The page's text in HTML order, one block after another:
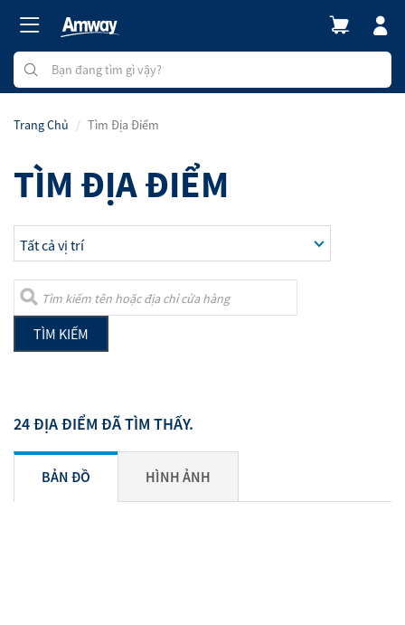
Trang Chủ Tìm Địa Điểm
TÌM ĐỊA ĐIỂM
TÌM KIẾM
24 ĐỊA ĐIỂM ĐÃ TÌM THẤY.
BẢN ĐỒ HÌNH ẢNH